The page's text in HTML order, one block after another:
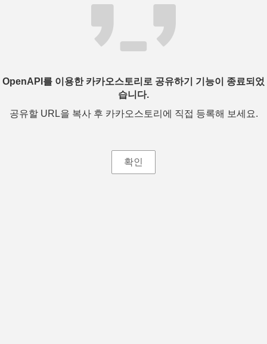
OpenAPI를 이용한 카카오스토리로 공유하기 기능이 종료되었
습니다.
공유할 URL을 복사 후 카카오스토리에 직접 등록해 보세요.
확인